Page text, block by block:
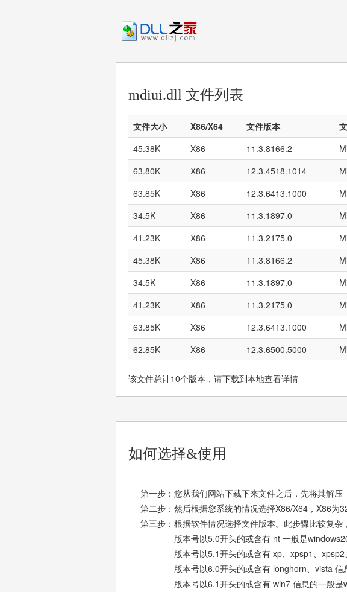
mdiui.dll 文件列表
文件大小 X86/X64 文件版本
45.38K
X86 11.3.8166.2
63.80K
X86 12.3.4518.1014
63.85K
X86 12.3.6413.1000
34.5K
X86 11.3.1897.0
41.23K
X86 11.3.2175.0
45.38K
X86 11.3.8166.2
34.5K
X86 11.3.1897.0
41.23K
X86 11.3.2175.0
63.85K
X86 12.3.6413.1000
62.85K
X86 12.3.6500.5000
该文件总计10个版本，请下载到本地查看详情
如何选择&使用
第一步：您从我们网站下载下来文件之后，先将其解压
第二步：然后根据您系统的情况选择X86/X64，X86为
第三步：根据软件情况选择文件版本。此步骤比较复杂，
版本号以5.0开头的或含有 nt 一般是
版本号以5.1开头的或含有 xp、xpsp1、xpsp2、
版本号以6.0开头的或含有 longhorn、vista 信息
版本号以6.1开头的或含有 win7 信息的一般是